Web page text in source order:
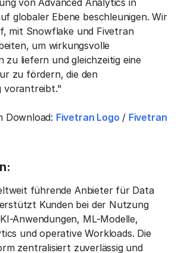
von Advanced Analytics in
globaler Ebene beschleunigen. Wir
mit Snowflake und Fivetran
um wirkungsvolle
zu liefern und gleichzeitig eine
zu fördern, die den
vorantreibt."
Download: Fivetran Logo / Fivetran
führende Anbieter für Data
Kunden bei der Nutzung
Anwendungen, ML-Modelle,
und operative Workloads. Die
zentralisiert zuverlässig und